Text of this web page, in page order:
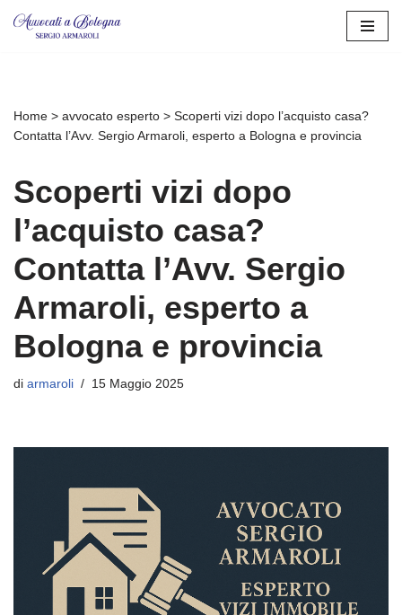
Home > avvocato esperto > Scoperti vizi dopo l’acquisto casa?
Contatta l’Avv. Sergio Armaroli, esperto a Bologna e provincia
Scoperti vizi dopo
l’acquisto casa?
Contatta l’Avv. Sergio
Armaroli, esperto a
Bologna e provincia
di armaroli 15 Maggio 2025